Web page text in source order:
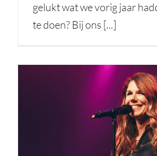
gelukt wat we vorig jaar
te doen? Bij ons [...]